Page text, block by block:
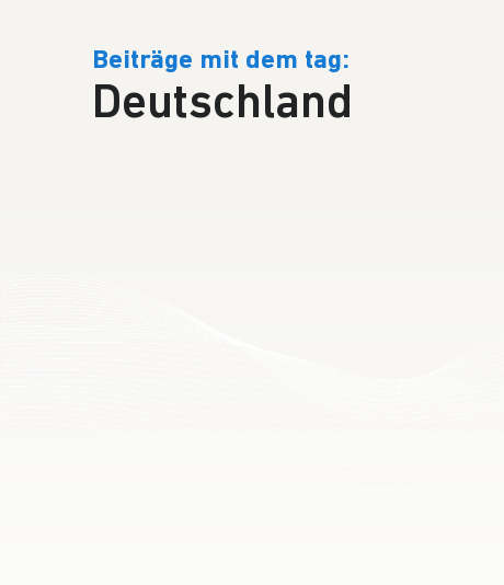
Beiträge mit dem tag:
Deutschland